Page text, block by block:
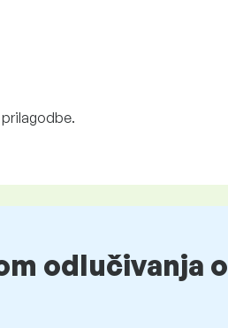
odlučivanja o